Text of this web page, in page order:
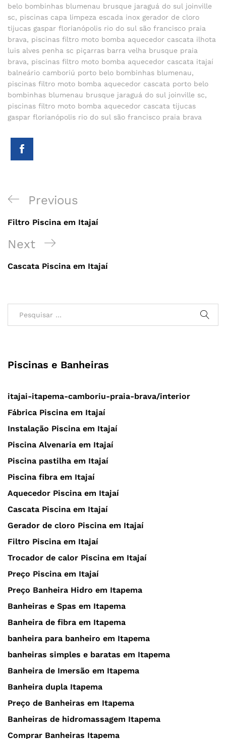
belo bombinhas blumenau brusque jaraguá do sul joinville
sc, piscinas capa limpeza escada inox gerador de cloro
tijucas gaspar florianópolis rio do sul são francisco praia
brava, piscinas filtro moto bomba aquecedor cascata ilhota
luis alves penha sc piçarras barra velha brusque praia
brava, piscinas filtro moto bomba aquecedor cascata itajaí
balneário camboriú porto belo bombinhas blumenau,
piscinas filtro moto bomba aquecedor cascata porto belo
bombinhas blumenau brusque jaraguá do sul joinville sc,
piscinas filtro moto bomba aquecedor cascata tijucas
gaspar florianópolis rio do sul são francisco praia brava
Navegação
de
Post
Previous
Post
Previous
Filtro Piscina em Itajaí
Next
Post
Next
Cascata Piscina em Itajaí
Piscinas e Banheiras
itajai-itapema-camboriu-praia-brava/interior
Fábrica Piscina em Itajaí
Instalação Piscina em Itajaí
Piscina Alvenaria em Itajaí
Piscina pastilha em Itajaí
Piscina fibra em Itajaí
Aquecedor Piscina em Itajaí
Cascata Piscina em Itajaí
Gerador de cloro Piscina em Itajaí
Filtro Piscina em Itajaí
Trocador de calor Piscina em Itajaí
Preço Piscina em Itajaí
Preço Banheira Hidro em Itapema
Banheiras e Spas em Itapema
Banheira de fibra em Itapema
banheira para banheiro em Itapema
banheiras simples e baratas em Itapema
Banheira de Imersão em Itapema
Banheira dupla Itapema
Preço de Banheiras em Itapema
Banheiras de hidromassagem Itapema
Comprar Banheiras Itapema